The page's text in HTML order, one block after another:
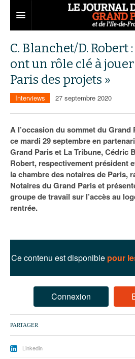
Territoires
Aménagement
Collectivités
Services urbains
Entreprises
Développement économique
Attractivité
Innovation
Transport
Départements
77
78
91
Nominations
Portraits
Agenda
Les Assises du Grand Paris
Éditions précédentes
Le podcast
Ecouter les épisodes
C. Blanchet/D. Robert
ont un rôle clé à
Paris des projets »
Interviews 27 septembre 2020
A l’occasion du sommet du Grand
ce mardi 29 septembre en
Grand Paris et La Tribune, Cédric
Robert, respectivement président
la chambre des notaires de Paris,
Notaires du Grand Paris et
groupe de travail sur l’accès au
rentrée.
Ce contenu est disponible pour
Connexion
PARTAGER
Linkedin